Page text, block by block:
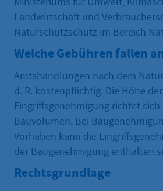
Landwirtschaft und
Naturschutzschutz im Bereich
Welche Gebühren fallen
Amtshandlungen nach dem
d. R. kostenpflichtig. Die Höhe der
Eingriffsgenehmigung richtet sich
Bauvolumen. Bei
Vorhaben kann die
der Baugenehmigung enthalten
Rechtsgrundlage